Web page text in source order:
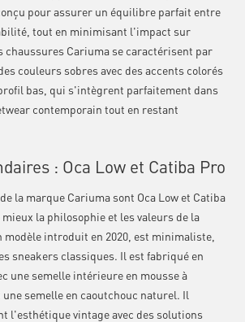
pour assurer un équilibre parfait entre
tout en minimisant l'impact sur
chaussures Cariuma se caractérisent par
couleurs sobres avec des accents colorés
bas, qui s'intègrent parfaitement dans
contemporain tout en restant
: Oca Low et Catiba Pro
la marque Cariuma sont Oca Low et Catiba
la philosophie et les valeurs de la
modèle introduit en 2020, est minimaliste,
sneakers classiques. Il est fabriqué en
une semelle intérieure en mousse à
semelle en caoutchouc naturel. Il
l'esthétique vintage avec des solutions